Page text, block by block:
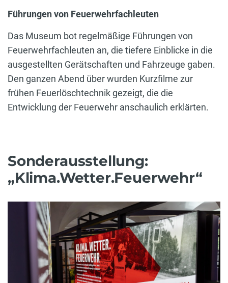
Führungen von Feuerwehrfachleuten
Das Museum bot regelmäßige Führungen von
Feuerwehrfachleuten an, die tiefere Einblicke in die
ausgestellten Gerätschaften und Fahrzeuge gaben.
Den ganzen Abend über wurden Kurzfilme zur
frühen Feuerlöschtechnik gezeigt, die die
Entwicklung der Feuerwehr anschaulich erklärten.
Sonderausstellung:
„Klima.Wetter.Feuerwehr“